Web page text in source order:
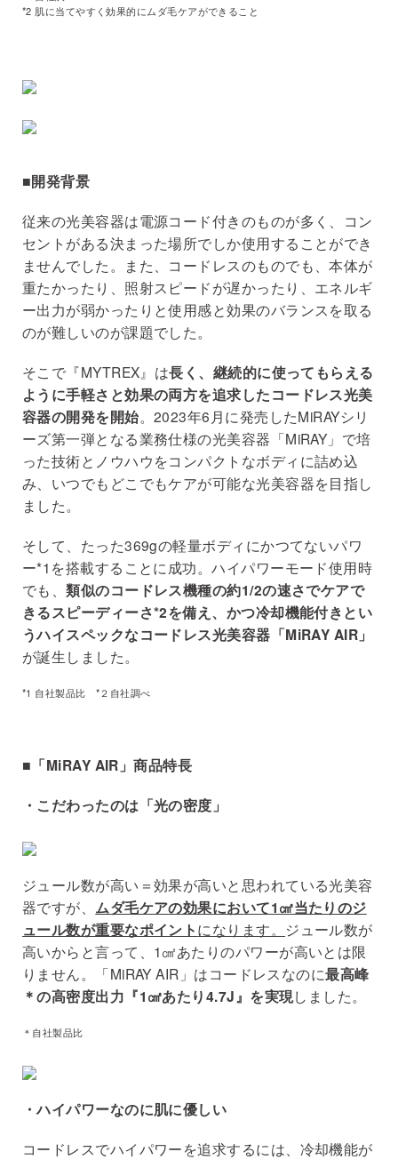
*2 肌に当てやすく効果的にムダ毛ケアができること
■開発背景
従来の光美容器は電源コード付きのものが多く、コン
セントがある決まった場所でしか使用することができ
ませんでした。また、コードレスのものでも、本体が
重たかったり、照射スピードが遅かったり、エネルギ
ー出力が弱かったりと使用感と効果のバランスを取る
のが難しいのが課題でした。
そこで『MYTREX』は長く、継続的に使ってもらえる
ように手軽さと効果の両方を追求したコードレス光美
容器の開発を開始。2023年6月に発売したMiRAYシリ
ーズ第一弾となる業務仕様の光美容器「MiRAY」で培
った技術とノウハウをコンパクトなボディに詰め込
み、いつでもどこでもケアが可能な光美容器を目指し
ました。
そして、たった369gの軽量ボディにかつてないパワ
ー*1を搭載することに成功。ハイパワーモード使用時
でも、類似のコードレス機種の約1/2の速さでケアで
きるスピーディーさ*2を備え、かつ冷却機能付きとい
うハイスペックなコードレス光美容器「MiRAY AIR」
が誕生しました。
*1 自社製品比 *２自社調べ
■「MiRAY AIR」商品特長
・こだわったのは「光の密度」
ジュール数が高い＝効果が高いと思われている光美容
器ですが、 ムダ毛ケアの効果において1㎠当たりのジ
ュール数が重要なポイントになります。 ジュール数が
高いからと言って、1㎠あたりのパワーが高いとは限
りません。「MiRAY AIR」はコードレスなのに最高峰
＊の高密度出力『1㎠あたり4.7J』を実現しました。
＊自社製品比
・ハイパワーなのに肌に優しい
コードレスでハイパワーを追求するには、冷却機能が